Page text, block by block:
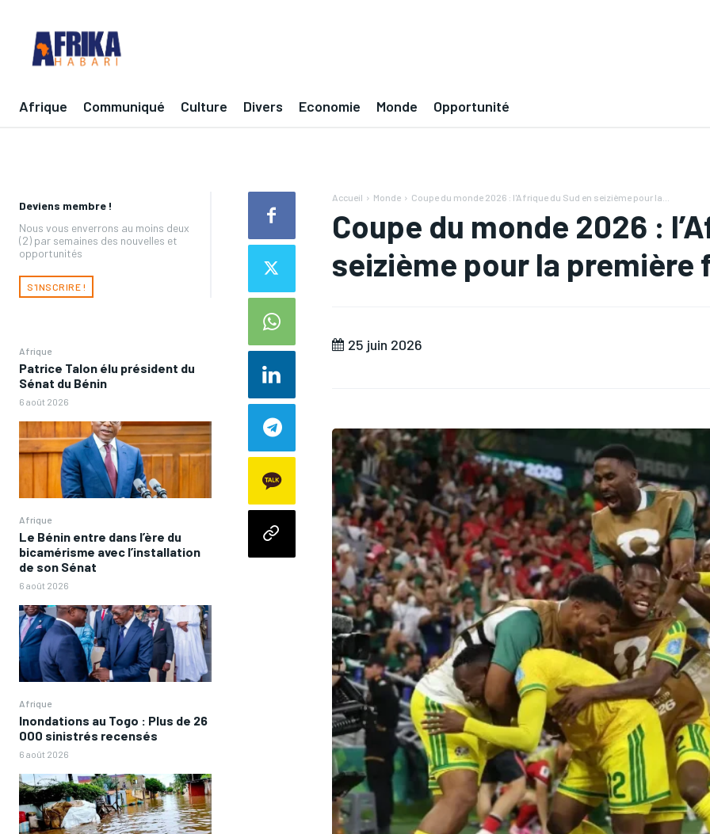
Afrique Communiqué Culture Divers Economie Monde Opportunité
Deviens membre !
Nous vous enverrons au moins deux
(2) par semaines des nouvelles et
opportunités
S'INSCRIRE !
Afrique
Patrice Talon élu président du
Sénat du Bénin
6 août 2026
Afrique
Le Bénin entre dans l’ère du
bicamérisme avec l’installation
de son Sénat
6 août 2026
Afrique
Inondations au Togo : Plus de 26
000 sinistrés recensés
6 août 2026
Accueil Monde Coupe du monde 2026 : l'Afrique du Sud en seizième pour la...
Coupe du monde 2026 :
seizième pour la première
25 juin 2026